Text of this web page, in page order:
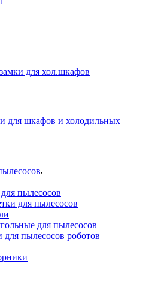
для хол.шкафов
для шкафов и холодильных
пылесосов
для пылесосов
для пылесосов
для пылесосов роботов